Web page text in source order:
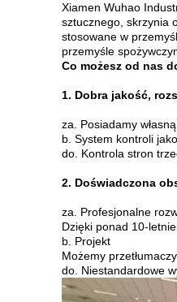
Xiamen Wuhao
sztucznego, skrzynia
stosowane w
przemyśle
Co możesz od nas
1. Dobra jakość,
za.
Posiadamy
b. System kontroli
do. Kontrola stron
2. Doświadczona
za.
Profesjonalne
Dzięki ponad 10-
b. Projekt
Możemy
do. Niestandardowe